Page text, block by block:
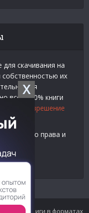
X
для скачивания на
их
для
всего 20% книги
разрешение
.
права и
книги в форматах